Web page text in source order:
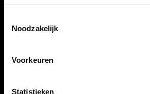
Noodzakelijk
Voorkeuren
Statistieken
✓ Verkrijgbaar in meerdere shaftlengtes
Flight Vorm: